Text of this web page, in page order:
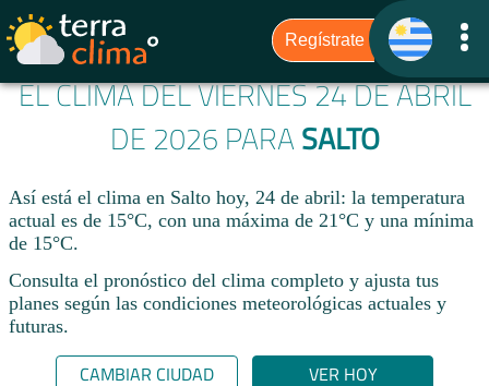
EL CLIMA DEL VIERNES 24 DE ABRIL
DE 2026 PARA SALTO
Así está el clima en Salto hoy, 24 de abril: la temperatura
actual es de 15°C, con una máxima de 21°C y una mínima
de 15°C.
Consulta el pronóstico del clima completo y ajusta tus
planes según las condiciones meteorológicas actuales y
futuras.
CAMBIAR CIUDAD VER HOY